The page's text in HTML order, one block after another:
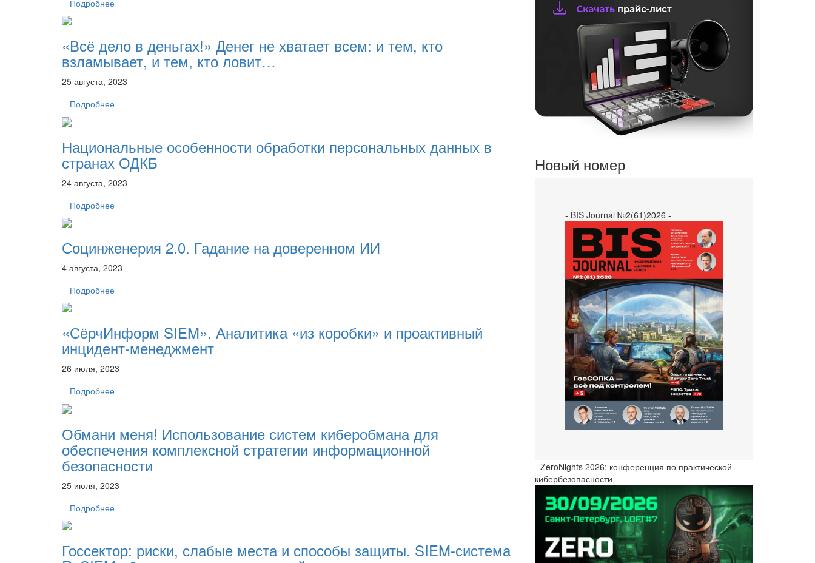
Подробнее
«Всё дело в деньгах!» Денег не хватает всем: и тем, кто
взламывает, и тем, кто ловит…
25 августа, 2023
Подробнее
Национальные особенности обработки персональных данных в
странах ОДКБ
24 августа, 2023
Подробнее
Социнженерия 2.0. Гадание на доверенном ИИ
4 августа, 2023
Подробнее
«СёрчИнформ SIEM». Аналитика «из коробки» и проактивный
инцидент-менеджмент
26 июля, 2023
Подробнее
Обмани меня! Использование систем киберобмана для
обеспечения комплексной стратегии информационной
безопасности
25 июля, 2023
Подробнее
Госсектор: риски, слабые места и способы защиты. SIEM-система
Новый номер
- BIS Journal №2(61)2026 -
- ZeroNights 2026: конференция по практической
кибербезопасности -